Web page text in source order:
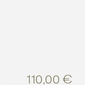
110,00€